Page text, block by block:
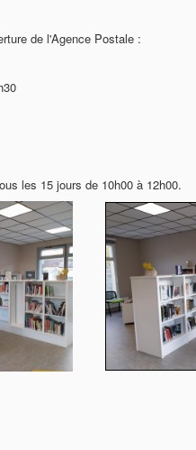
de l'Agence Postale :
les 15 jours de 10h00 à 12h00.